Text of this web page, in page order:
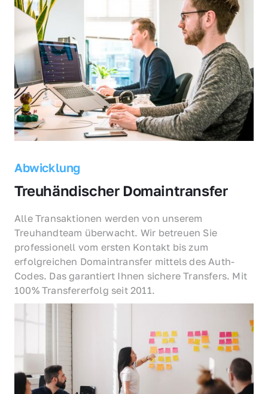
Abwicklung
Treuhändischer Domaintransfer
Alle Transaktionen werden von unserem
Treuhandteam überwacht. Wir betreuen Sie
professionell vom ersten Kontakt bis zum
erfolgreichen Domaintransfer mittels des Auth-
Codes. Das garantiert Ihnen sichere Transfers. Mit
100% Transfererfolg seit 2011.